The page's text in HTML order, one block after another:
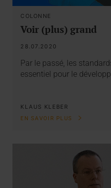
COLONNE
Voir (plus) grand
28.07.2020
Par le passé, les
essentiel pour le
KLAUS KLEBER
EN SAVOIR PLUS